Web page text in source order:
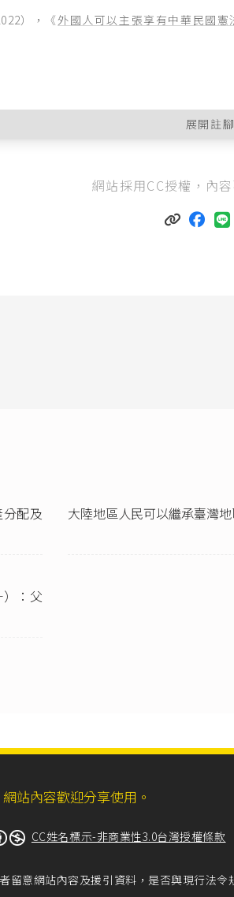
），《外國人可以主張享有中華民國
展開註腳
化取得我國國籍者基本語言能力及國民權利義
憲法及法律位階法規外，細部事項進一步透過
人民在臺灣地區依親居留長期居留或定居許可
網站採用CC授權，內
配及
大陸地區人民可以繼承臺灣
：父
站內容歡迎分享使用。
CC姓名標示-非商業性3.0台灣授權條款
留意網站內容及援引資料，是否與現行法令